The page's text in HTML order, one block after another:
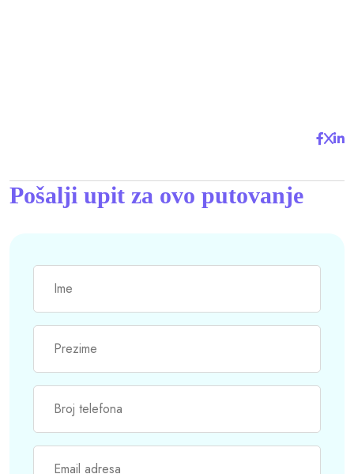
Pošalji upit za ovo putovanje